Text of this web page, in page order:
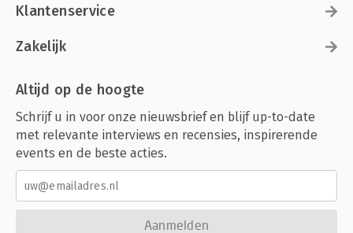
Klantenservice
Zakelijk
Altijd op de hoogte
Schrijf u in voor onze nieuwsbrief en blijf up-to-date
met relevante interviews en recensies, inspirerende
events en de beste acties.
Aanmelden